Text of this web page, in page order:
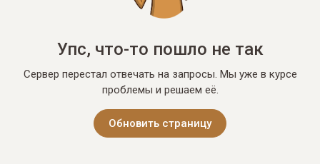
Упс, что-то пошло не так
Сервер перестал отвечать на запросы. Мы уже в курсе
проблемы и решаем её.
Обновить страницу